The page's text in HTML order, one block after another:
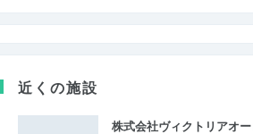
近くの施設
株式会社ヴィクトリアオ